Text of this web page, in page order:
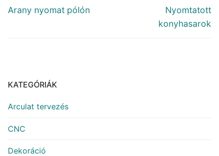
navigáció
Previous
Arany nyomat pólón
Next
post:
Nyomtatott
konyhasarok
KATEGÓRIÁK
Arculat tervezés
CNC
Dekoráció